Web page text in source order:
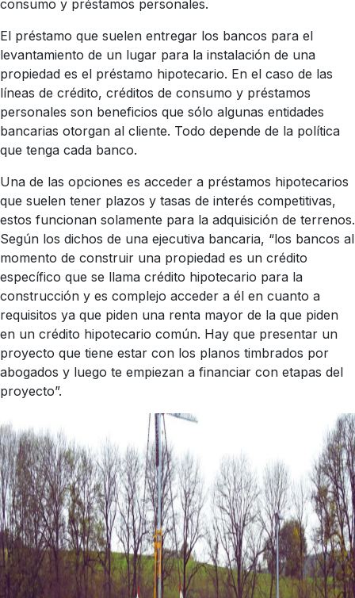
consumo y préstamos personales.
El préstamo que suelen entregar los bancos para el
levantamiento de un lugar para la instalación de una
propiedad es el préstamo hipotecario. En el caso de las
líneas de crédito, créditos de consumo y préstamos
personales son beneficios que sólo algunas entidades
bancarias otorgan al cliente. Todo depende de la política
que tenga cada banco.
Una de las opciones es acceder a préstamos hipotecarios
que suelen tener plazos y tasas de interés competitivas,
estos funcionan solamente para la adquisición de terrenos.
Según los dichos de una ejecutiva bancaria, “los bancos al
momento de construir una propiedad es un crédito
específico que se llama crédito hipotecario para la
construcción y es complejo acceder a él en cuanto a
requisitos ya que piden una renta mayor de la que piden
en un crédito hipotecario común. Hay que presentar un
proyecto que tiene estar con los planos timbrados por
abogados y luego te empiezan a financiar con etapas del
proyecto”.